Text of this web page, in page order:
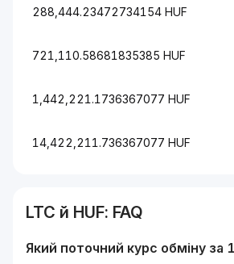
288,444.23472734154 HUF
721,110.58681835385 HUF
1,442,221.1736367077 HUF
14,422,211.736367077 HUF
LTC й HUF: FAQ
Який поточний курс обміну за 1